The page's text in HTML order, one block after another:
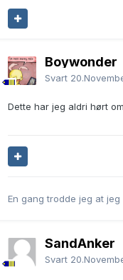
Boywonder
Svart
Dette har jeg aldri hørt
En gang trodde jeg at
SandAnker
Svart